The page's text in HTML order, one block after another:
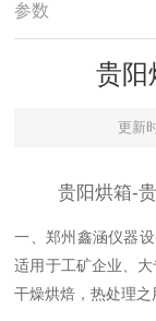
参数
贵阳
更新
贵阳烘箱-
一、 郑州鑫涵仪器
适用于工矿企业、
干燥烘焙，热处理之